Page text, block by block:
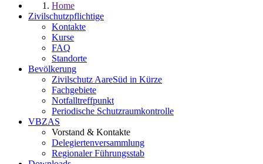
Home
Zivilschutzpflichtige
Kontakte
Kurse
FAQ
Standorte
Bevölkerung
Zivilschutz AareSüd in Kürze
Fachgebiete
Notfalltreffpunkt
Periodische Schutzraumkontrolle
VBZAS
Vorstand & Kontakte
Delegiertenversammlung
Regionaler Führungsstab